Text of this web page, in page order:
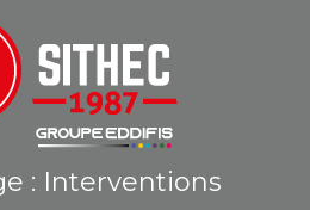
: Interventions